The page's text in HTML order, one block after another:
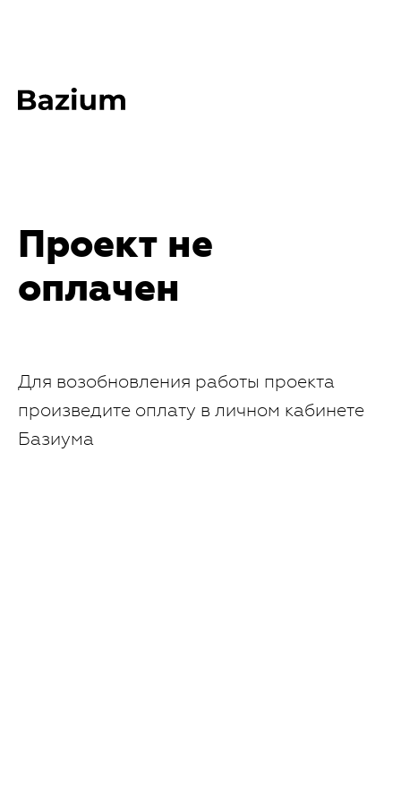
Проект не
оплачен
Для возобновления работы проекта
произведите оплату в личном кабинете
Базиума